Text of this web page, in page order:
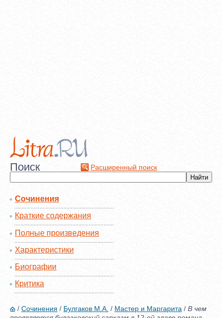
Поиск Расширенный поиск
Сочинения
Краткие содержания
Полные произведения
Характеристики
Биографии
Критика
/ Сочинения / Булгаков М.А. / Мастер и Маргарита / В чем